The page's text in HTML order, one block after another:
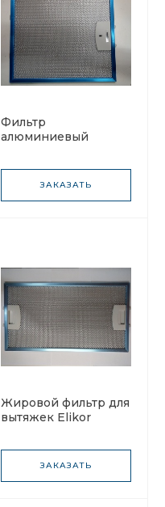
Фильтр
алюминиевый
ЗАКАЗАТЬ
Жировой фильтр для
вытяжек Elikor
ЗАКАЗАТЬ